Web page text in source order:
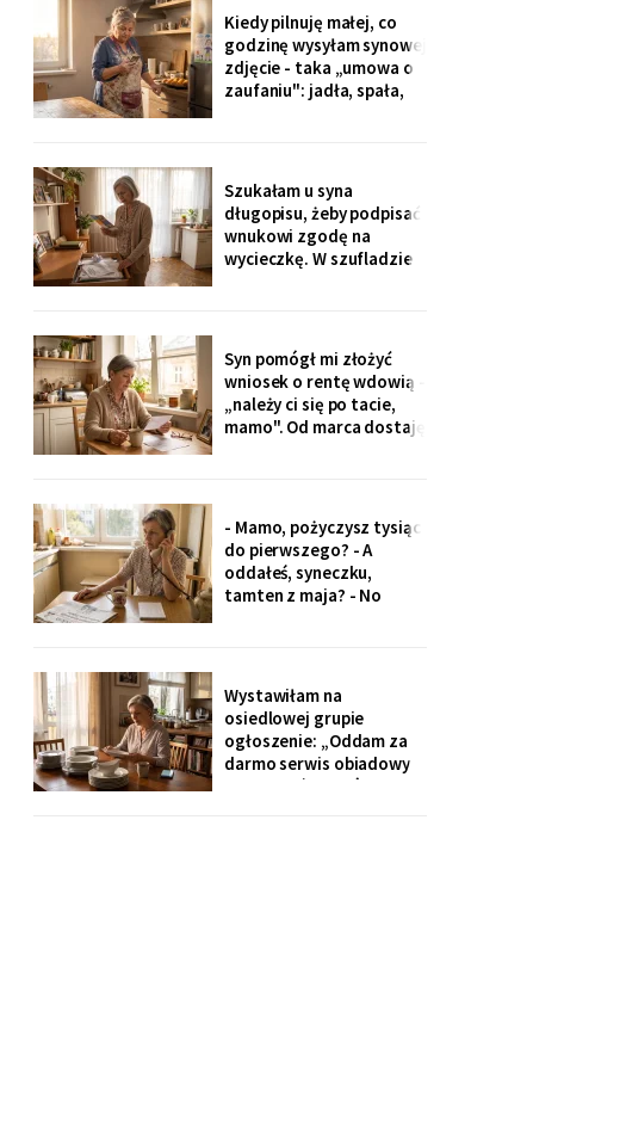
ogórkiem - nie umiałam
odmówić. Wieczorem
przyszła wiadomość:
„proszę traktować
zeszyt poważnie, inaczej
Kiedy pilnuję małej, co
godzinę wysyłam synowej
zdjęcie - taka „umowa o
zaufaniu": jadła, spała,
czternastej. Siedem
minut później dzwonił
telefon: „czemu nie ma
zdjęcia, coś się stało?!".
Babeczki
Szukałam u syna
długopisu, żeby podpisać
wnukowi zgodę na
wycieczkę. W szufladzie
ołówkiem: «od
stycznia?».
Syn pomógł mi złożyć
wniosek o rentę wdowią -
„należy ci się po tacie,
mamo". Od marca dostaję
to tatowe pieniądze, a
tata by chciał pomagać
nam, nie tobie".
- Mamo, pożyczysz tysiąc
do pierwszego? - A
oddałeś, syneczku,
tamten z maja? - No
później zadzwoniła
synowa. Zaczęła od tego,
że „babcia podobno robi
problemy".
Wystawiłam na
osiedlowej grupie
ogłoszenie: „Oddam za
darmo serwis obiadowy
na dwanaście osób,